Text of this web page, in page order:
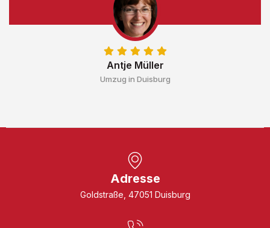
Antje Müller
Umzug in Duisburg
Adresse
Goldstraße, 47051 Duisburg